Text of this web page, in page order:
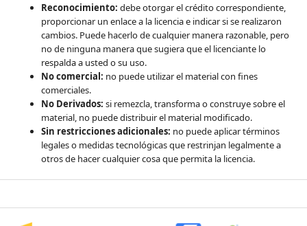
Reconocimiento: debe otorgar el crédito correspondiente,
proporcionar un enlace a la licencia e indicar si se realizaron
cambios. Puede hacerlo de cualquier manera razonable, pero
no de ninguna manera que sugiera que el licenciante lo
respalda a usted o su uso.
No comercial: no puede utilizar el material con fines
comerciales.
No Derivados: si remezcla, transforma o construye sobre el
material, no puede distribuir el material modificado.
Sin restricciones adicionales: no puede aplicar términos
legales o medidas tecnológicas que restrinjan legalmente a
otros de hacer cualquier cosa que permita la licencia.